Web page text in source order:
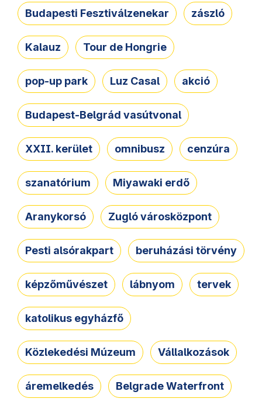
Budapesti Fesztiválzenekar zászló
Kalauz Tour de Hongrie
pop-up park Luz Casal akció
Budapest-Belgrád vasútvonal
XXII. kerület omnibusz cenzúra
szanatórium Miyawaki erdő
Aranykorsó Zugló városközpont
Pesti alsórakpart beruházási törvény
képzőművészet lábnyom tervek
katolikus egyházfő
Közlekedési Múzeum Vállalkozások
áremelkedés Belgrade Waterfront